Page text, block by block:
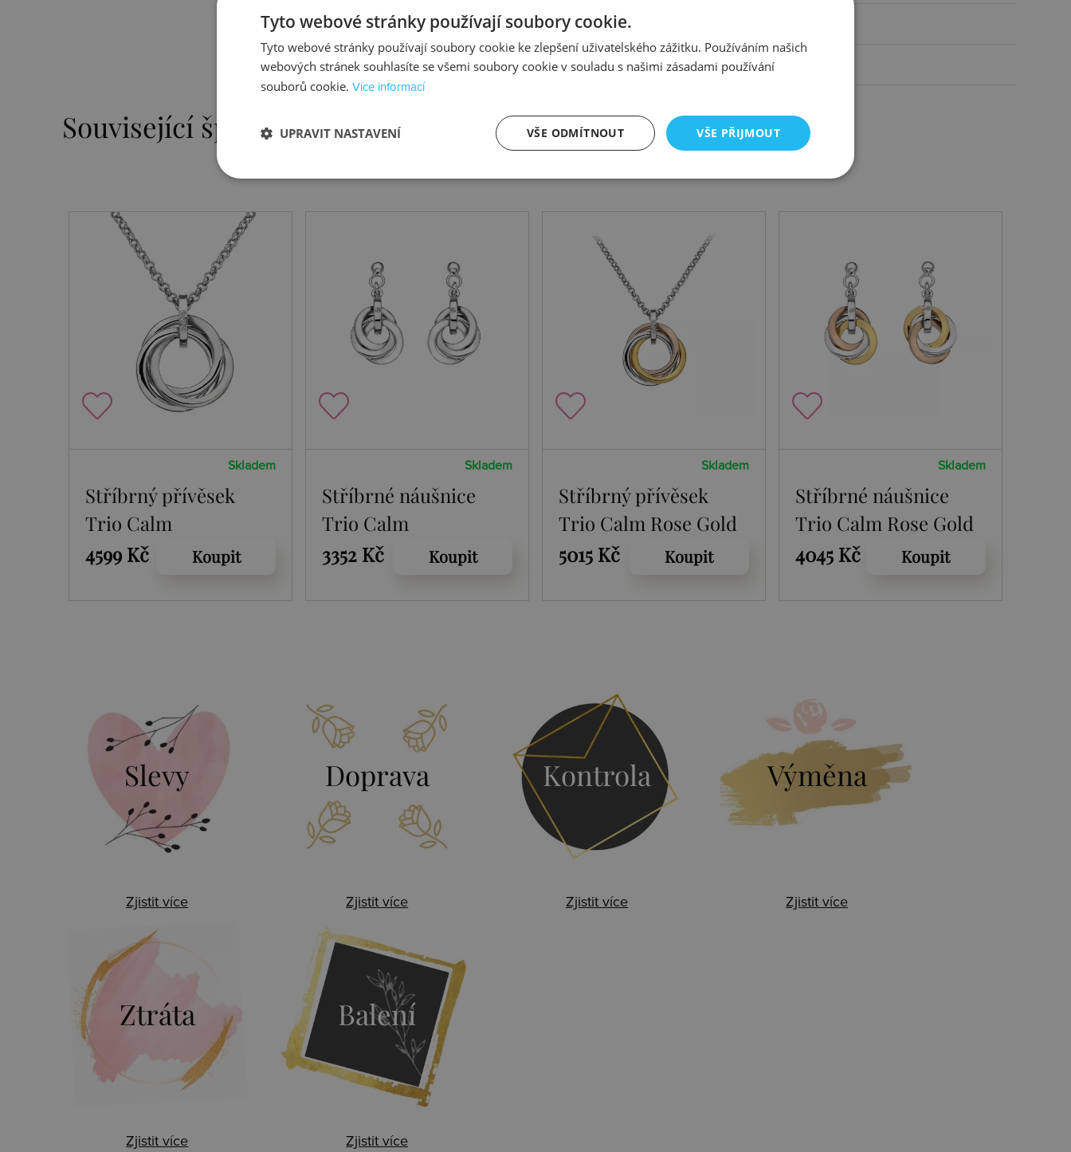
Rozměr
Váha 3.90 g
Související šperky
Skladem
Stříbrný přívěsek
Trio Calm
4599 Kč
Koupit
Skladem
Stříbrné náušnice
Trio Calm
3352 Kč
Koupit
Skladem
Stříbrný přívěsek
Trio Calm Rose Gold
5015 Kč
Koupit
Skladem
Stříbrné náušnice
Trio Calm Rose Gold
4045 Kč
Koupit
Slevy
Zjistit více
Doprava
Zjistit více
Kontrola
Zjistit více
Výměna
Zjistit více
Ztráta
Zjistit více
Balení
Zjistit více
Tyto webové stránky používají soubory cookie.
Tyto webové stránky používají soubory cookie ke zlepšení uživatelského zážitku. Používáním našich
webových stránek souhlasíte se všemi soubory cookie v souladu s našimi zásadami používání
souborů cookie. Více informací
VŠE PŘIJMOUT
VŠE ODMÍTNOUT
UPRAVIT NASTAVENÍ